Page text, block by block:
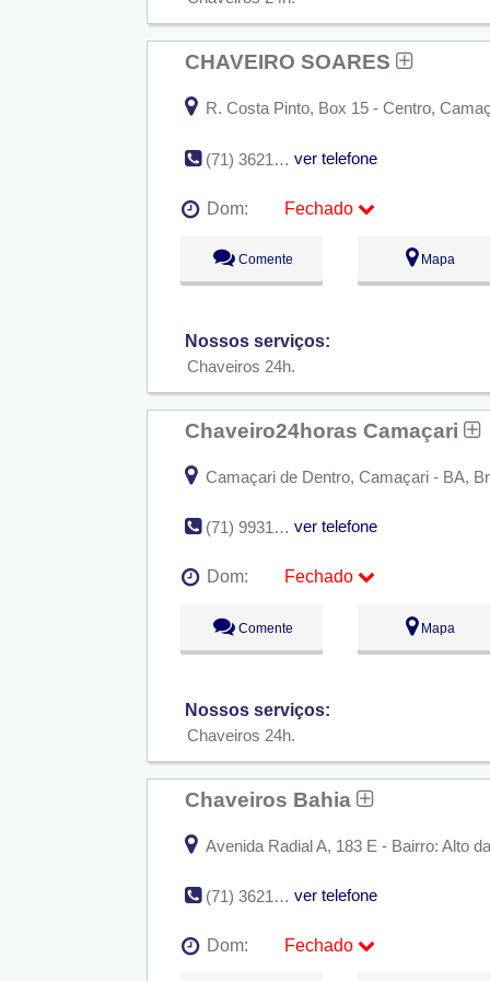
CHAVEIRO SOARES
R. Costa Pinto, Box 15 - Centro,
(71) 3621-3548 ver telefone
Dom:
Fechado
09:00 - 18:00
Qua:
09:00 - 18:00
Sáb:
Fechado
Dom:
Fechado
Comente Mapa
Nossos serviços:
Chaveiros 24h
Chaveiro24horas Camaçari
Camaçari de Dentro, Camaçari - BA,
(71) 99318-8480 ver telefone
Dom:
Fechado
09:00 - 18:00
Qua:
09:00 - 18:00
Sáb:
Fechado
Dom:
Fechado
Comente Mapa
Nossos serviços:
Chaveiros 24h
Chaveiros Bahia
Avenida Radial A, 183 E - Bairro: Alto
(71) 3621-8485 ver telefone
Dom:
Fechado